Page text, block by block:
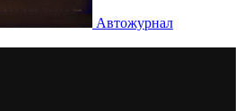
Автожурнал